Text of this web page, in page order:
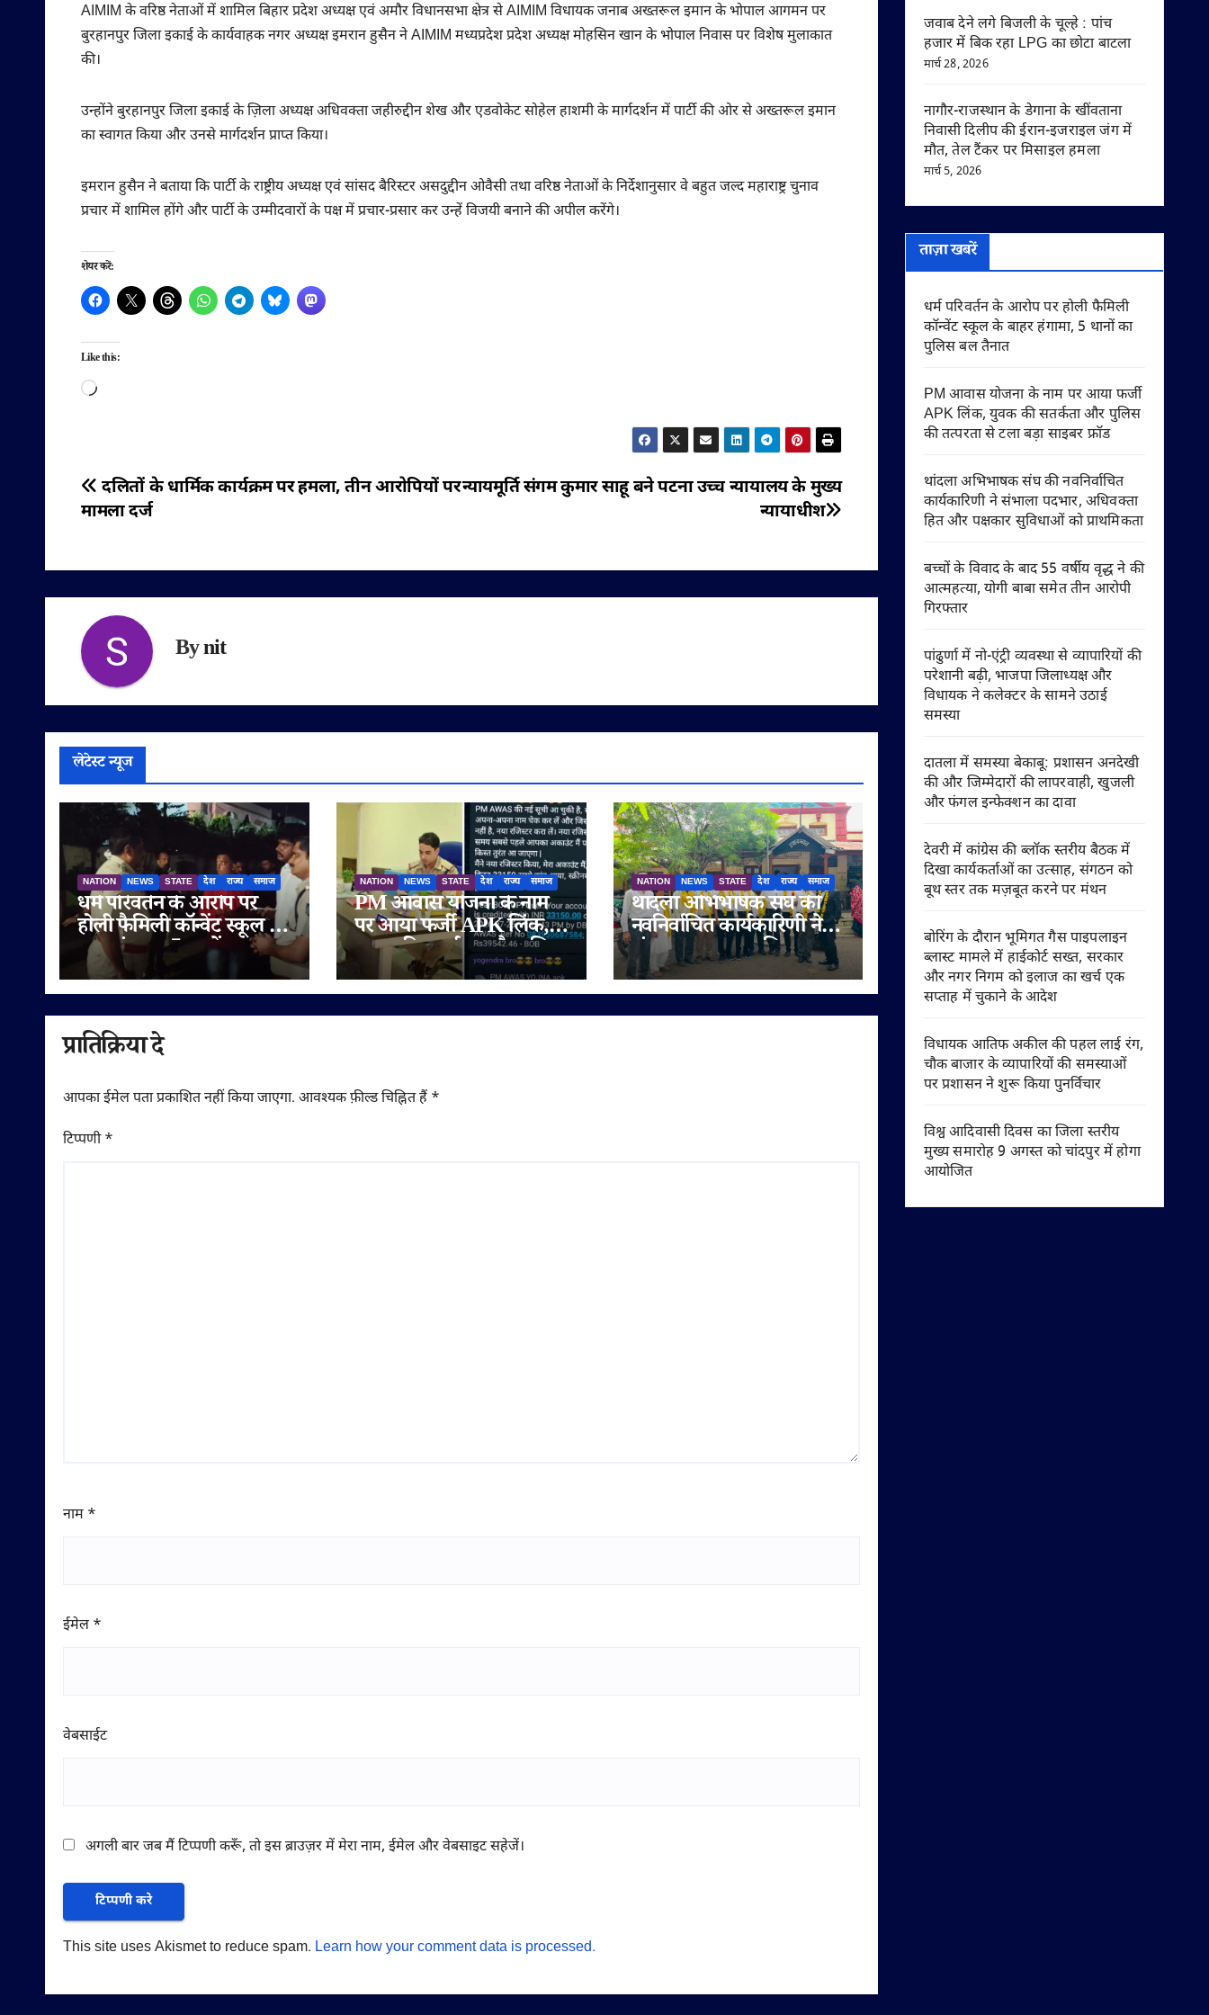
AIMIM के वरिष्ठ नेताओं में शामिल बिहार प्रदेश अध्यक्ष एवं अमौर विधानसभा क्षेत्र से AIMIM विधायक जनाब अख्तरूल इमान के भोपाल आगमन पर
बुरहानपुर जिला इकाई के कार्यवाहक नगर अध्यक्ष इमरान हुसैन ने AIMIM मध्यप्रदेश प्रदेश अध्यक्ष मोहसिन खान के भोपाल निवास पर विशेष मुलाकात
की।
उन्होंने बुरहानपुर जिला इकाई के ज़िला अध्यक्ष अधिवक्ता जहीरुद्दीन शेख और एडवोकेट सोहेल हाशमी के मार्गदर्शन में पार्टी की ओर से अख्तरूल इमान
का स्वागत किया और उनसे मार्गदर्शन प्राप्त किया।
इमरान हुसैन ने बताया कि पार्टी के राष्ट्रीय अध्यक्ष एवं सांसद बैरिस्टर असदुद्दीन ओवैसी तथा वरिष्ठ नेताओं के निर्देशानुसार वे बहुत जल्द महाराष्ट्र चुनाव
प्रचार में शामिल होंगे और पार्टी के उम्मीदवारों के पक्ष में प्रचार-प्रसार कर उन्हें विजयी बनाने की अपील करेंगे।
शेयर करें:
Like this:
Loading…
पोस्ट
नेविगेशन
न्यायमूर्ति संगम कुमार साहू बने पटना उच्च न्यायालय के मुख्य
न्यायाधीश
दलितों के धार्मिक कार्यक्रम पर हमला, तीन आरोपियों पर
मामला दर्ज
Bynit
लेटेस्ट न्यूज
NATION NEWS STATE देश राज्य समाज
धर्म परिवर्तन के आरोप पर
होली फैमिली कॉन्वेंट स्कूल के
बाहर हंगामा, 5 थानों का
पुलिस बल तैनात
NATION NEWS STATE देश राज्य समाज
PM आवास योजना के नाम
पर आया फर्जी APK लिंक,
युवक की सतर्कता और पुलिस
की तत्परता से टला बड़ा
साइबर फ्रॉड
NATION NEWS STATE देश राज्य समाज
थांदला अभिभाषक संघ की
नवनिर्वाचित कार्यकारिणी ने
संभाला पदभार, अधिवक्ता
हित और पक्षकार सुविधाओं
को प्राथमिकता
प्रातिक्रिया दे
आपका ईमेल पता प्रकाशित नहीं किया जाएगा. आवश्यक फ़ील्ड चिह्नित हैं *
टिप्पणी*
नाम *
ईमेल *
वेबसाईट
अगली बार जब मैं टिप्पणी करूँ, तो इस ब्राउज़र में मेरा नाम, ईमेल और वेबसाइट सहेजें।
This site uses Akismet to reduce spam. Learn how your comment data is processed.
जवाब देने लगे बिजली के चूल्हे : पांच
हजार में बिक रहा LPG का छोटा बाटला
मार्च 28, 2026
नागौर-राजस्थान के डेगाना के खींवताना
निवासी दिलीप की ईरान-इजराइल जंग में
मौत, तेल टैंकर पर मिसाइल हमला
मार्च 5, 2026
ताज़ा खबरें
धर्म परिवर्तन के आरोप पर होली फैमिली
कॉन्वेंट स्कूल के बाहर हंगामा, 5 थानों का
पुलिस बल तैनात
PM आवास योजना के नाम पर आया फर्जी
APK लिंक, युवक की सतर्कता और पुलिस
की तत्परता से टला बड़ा साइबर फ्रॉड
थांदला अभिभाषक संघ की नवनिर्वाचित
कार्यकारिणी ने संभाला पदभार, अधिवक्ता
हित और पक्षकार सुविधाओं को प्राथमिकता
बच्चों के विवाद के बाद 55 वर्षीय वृद्ध ने की
आत्महत्या, योगी बाबा समेत तीन आरोपी
गिरफ्तार
पांढुर्णा में नो-एंट्री व्यवस्था से व्यापारियों की
परेशानी बढ़ी, भाजपा जिलाध्यक्ष और
विधायक ने कलेक्टर के सामने उठाई
समस्या
दातला में समस्या बेकाबू: प्रशासन अनदेखी
की और जिम्मेदारों की लापरवाही, खुजली
और फंगल इन्फेक्शन का दावा
देवरी में कांग्रेस की ब्लॉक स्तरीय बैठक में
दिखा कार्यकर्ताओं का उत्साह, संगठन को
बूथ स्तर तक मज़बूत करने पर मंथन
बोरिंग के दौरान भूमिगत गैस पाइपलाइन
ब्लास्ट मामले में हाईकोर्ट सख्त, सरकार
और नगर निगम को इलाज का खर्च एक
सप्ताह में चुकाने के आदेश
विधायक आतिफ अकील की पहल लाई रंग,
चौक बाजार के व्यापारियों की समस्याओं
पर प्रशासन ने शुरू किया पुनर्विचार
विश्व आदिवासी दिवस का जिला स्तरीय
मुख्य समारोह 9 अगस्त को चांदपुर में होगा
आयोजित